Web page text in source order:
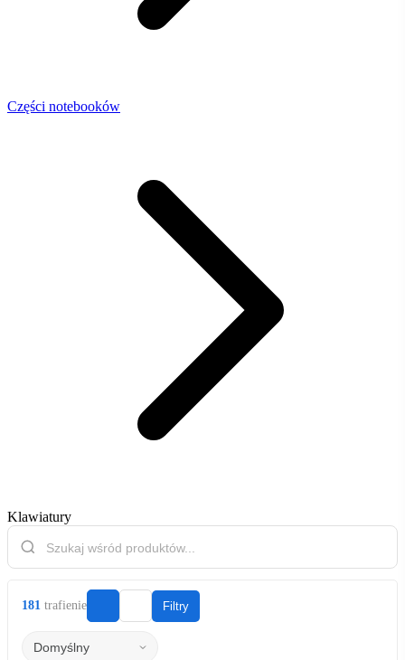
Części notebooków
Klawiatury
181 trafienie Filtry